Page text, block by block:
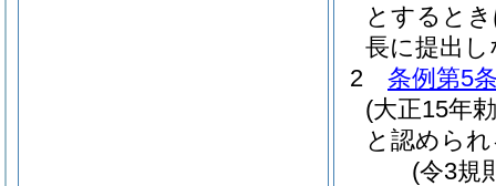
とすると
長に提出
2
条例第5
(大正15年
と認めら
(令3規